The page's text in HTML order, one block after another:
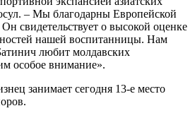
– Мы благодарны Европейской
свидетельствует о высокой оценке
нашей воспитанницы. Нам
любит молдавских
особое внимание».
занимает сегодня 13-е место